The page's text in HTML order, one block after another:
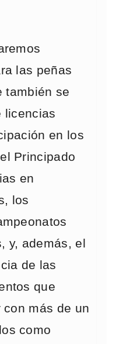
las peñas
también se
licencias
en los
Principado
en
los
y, además, el
de las
que
más de un
como